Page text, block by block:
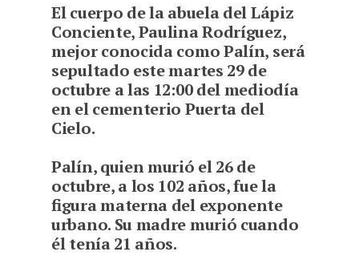
El cuerpo de la abuela del Lápiz
Conciente, Paulina Rodríguez,
mejor conocida como Palín, será
sepultado este martes 29 de
octubre a las 12:00 del mediodía
en el cementerio Puerta del
Cielo.
Palín, quien murió el 26 de
octubre, a los 102 años, fue la
figura materna del exponente
urbano. Su madre murió cuando
él tenía 21 años.